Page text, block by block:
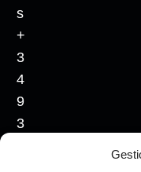
s
+
3
4
9
3